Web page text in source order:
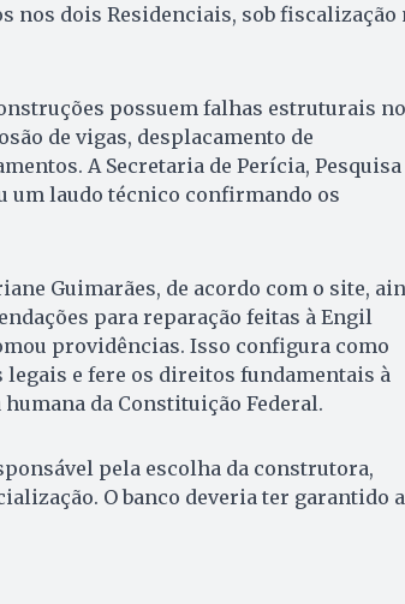
nos dois Residenciais, sob fiscalização
possuem falhas estruturais
de vigas, desplacamento de
A Secretaria de Perícia, Pesquisa
um laudo técnico confirmando os
Guimarães, de acordo com o site,
para reparação feitas à Engil
providências. Isso configura como
e fere os direitos fundamentais à
da Constituição Federal.
pela escolha da construtora,
O banco deveria ter garantido